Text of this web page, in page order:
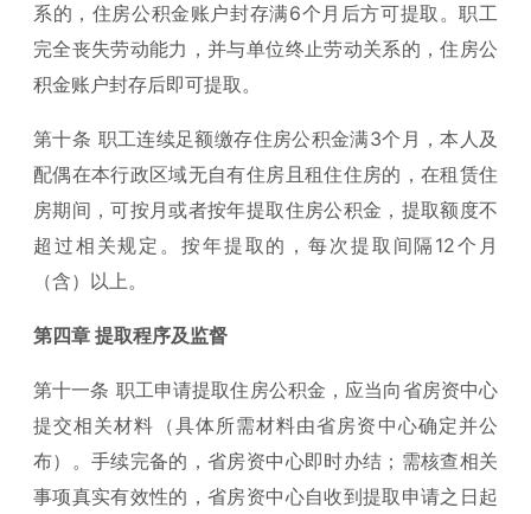
系的，住房公积金账户封存满6个月后方可提取。职工
完全丧失劳动能力，并与单位终止劳动关系的，住房公
积金账户封存后即可提取。
第十条 职工连续足额缴存住房公积金满3个月，本人及
配偶在本行政区域无自有住房且租住住房的，在租赁住
房期间，可按月或者按年提取住房公积金，提取额度不
超过相关规定。按年提取的，每次提取间隔12个月
（含）以上。
第四章 提取程序及监督
第十一条 职工申请提取住房公积金，应当向省房资中心
提交相关材料（具体所需材料由省房资中心确定并公
布）。手续完备的，省房资中心即时办结；需核查相关
事项真实有效性的，省房资中心自收到提取申请之日起